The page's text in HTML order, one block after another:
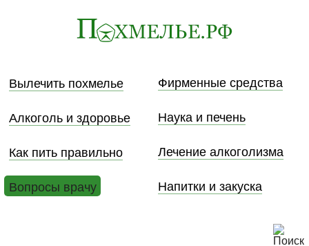
Вылечить похмелье
Фирменные средства
Алкоголь и здоровье
Наука и печень
Как пить правильно
Лечение алкоголизма
Вопросы врачу
Напитки и закуска